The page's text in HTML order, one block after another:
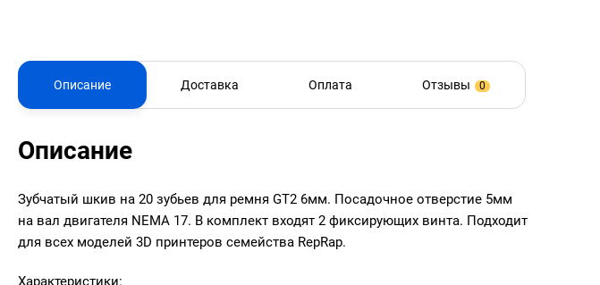
Описание Доставка Оплата Отзывы 0
Описание
Зубчатый шкив на 20 зубьев для ремня GT2 6мм. Посадочное отверстие 5мм
на вал двигателя NEMA 17. В комплект входят 2 фиксирующих винта. Подходит
для всех моделей 3D принтеров семейства RepRap.
Характеристики: